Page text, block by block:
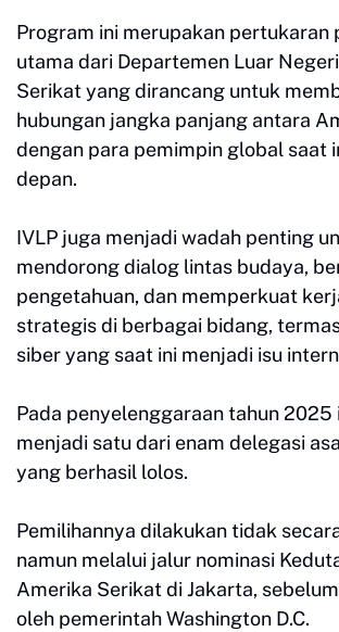
Program ini merupakan pertukaran
utama dari Departemen Luar
Serikat yang dirancang untuk
hubungan jangka panjang antara
dengan para pemimpin global saat
depan.
IVLP juga menjadi wadah penting
mendorong dialog lintas budaya,
pengetahuan, dan memperkuat
strategis di berbagai bidang,
siber yang saat ini menjadi isu
Pada penyelenggaraan tahun 2025
menjadi satu dari enam delegasi
yang berhasil lolos.
Pemilihannya dilakukan tidak
namun melalui jalur nominasi
Amerika Serikat di Jakarta,
oleh pemerintah Washington D.C.